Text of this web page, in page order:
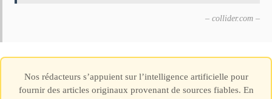
– collider.com –
Nos rédacteurs s’appuient sur l’intelligence artificielle pour
fournir des articles originaux provenant de sources fiables. En